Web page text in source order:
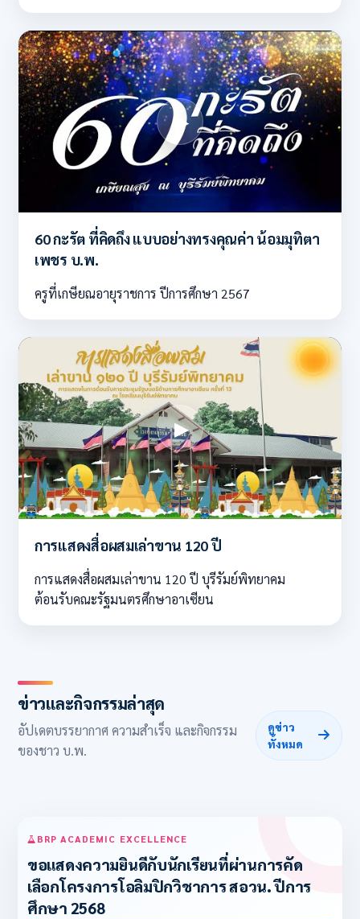
60 กะรัต ที่คิดถึง แบบอย่างทรงคุณค่า น้อมมุทิตา
เพชร บ.พ.
ครูที่เกษียณอายุราชการ ปีการศึกษา 2567
การแสดงสื่อผสมเล่าขาน 120 ปี
การแสดงสื่อผสมเล่าขาน 120 ปี บุรีรัมย์พิทยาคม
ต้อนรับคณะรัฐมนตรศึกษาอาเซียน
ข่าวและกิจกรรมล่าสุด
อัปเดตบรรยากาศ ความสำเร็จ และกิจกรรม
ของชาว บ.พ.
ดูข่าว
ทั้งหมด
BRP ACADEMIC EXCELLENCE
ขอแสดงความยินดีกับนักเรียนที่ผ่านการคัด
เลือกโครงการโอลิมปิกวิชาการ สอวน. ปีการ
ศึกษา 2568